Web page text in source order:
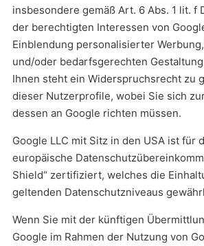
insbesondere gemäß Art. 6 Abs. 1 lit. f
der berechtigten Interessen von
Einblendung personalisierter
und/oder bedarfsgerechten
Ihnen steht ein Widerspruchsrecht zu
dieser Nutzerprofile, wobei Sie sich
dessen an Google richten müssen.
Google LLC mit Sitz in den USA ist für
europäische
Shield“ zertifiziert, welches die
geltenden Datenschutzniveaus
Wenn Sie mit der künftigen
Google im Rahmen der Nutzung von